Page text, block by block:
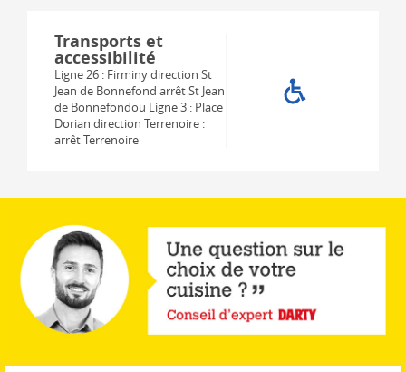
Transports et
accessibilité
Ligne 26 : Firminy direction St
Jean de Bonnefond arrêt St Jean
de Bonnefondou Ligne 3 : Place
Dorian direction Terrenoire :
arrêt Terrenoire